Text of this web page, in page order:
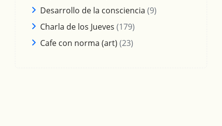
Desarrollo de la consciencia (9)
Charla de los Jueves (179)
Cafe con norma (art) (23)